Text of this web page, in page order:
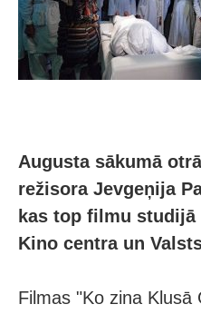
Augusta sākumā
režisora Jevgeņija
kas top filmu
Kino centra un
Filmas "Ko zina